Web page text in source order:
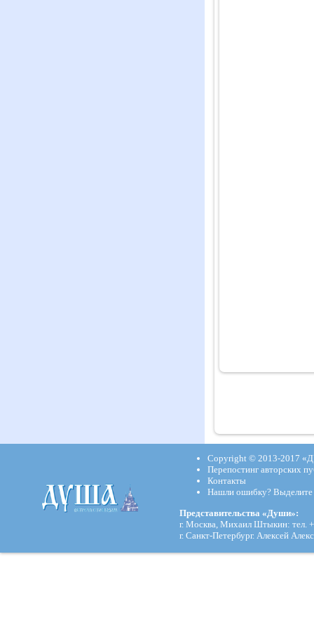
Copyright © 2013-2017
Перепостинг авторских
Контакты
Нашли ошибку?
Представительства «Души»:
г. Москва, Михаил Штыкин: тел.
г. Санкт-Петербург. Алексей